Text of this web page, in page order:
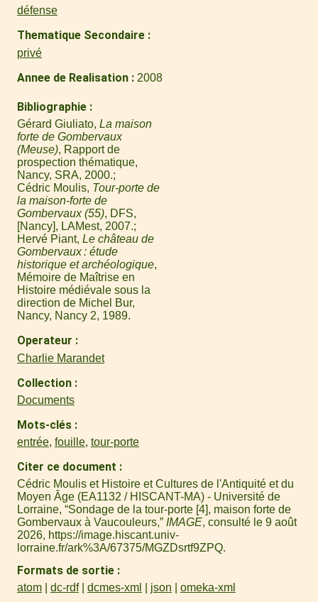
défense
Thematique Secondaire
privé
Annee de Realisation 2008
Bibliographie
Gérard Giuliato, La maison
forte de Gombervaux
(Meuse), Rapport de
prospection thématique,
Nancy, SRA, 2000.
Cédric Moulis, Tour-porte de
la maison-forte de
Gombervaux (55), DFS,
[Nancy], LAMest, 2007.
Hervé Piant, Le château de
Gombervaux : étude
historique et archéologique,
Mémoire de Maîtrise en
Histoire médiévale sous la
direction de Michel Bur,
Nancy, Nancy 2, 1989.
Operateur
Charlie Marandet
Collection
Documents
Mots-clés
entrée, fouille, tour-porte
Citer ce document
Cédric Moulis et Histoire et Cultures de l'Antiquité et du
Moyen Âge (EA1132 / HISCANT-MA) - Université de
Lorraine, “Sondage de la tour-porte [4], maison forte de
Gombervaux à Vaucouleurs,” IMAGE, consulté le 9 août
2026, https://image.hiscant.univ-
lorraine.fr/ark%3A/67375/MGZDsrtf9ZPQ.
Formats de sortie
atom dc-rdf dcmes-xml json omeka-xml